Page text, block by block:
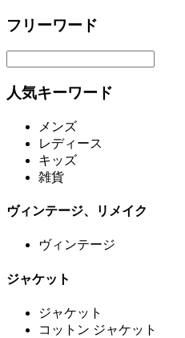
フリーワード
人気キーワード
メンズ
レディース
キッズ
雑貨
ヴィンテージ、リメイク
ヴィンテージ
ジャケット
ジャケット
コットン ジャケット